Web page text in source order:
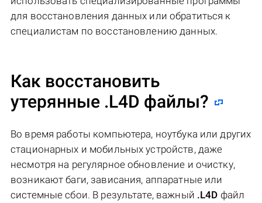
для восстановления данных или обратиться к
специалистам по восстановлению данных.
Как восстановить
утерянные .L4D файлы?
Во время работы компьютера, ноутбука или других
стационарных и мобильных устройств, даже
несмотря на регулярное обновление и очистку,
возникают баги, зависания, аппаратные или
системные сбои. В результате, важный .L4D файл